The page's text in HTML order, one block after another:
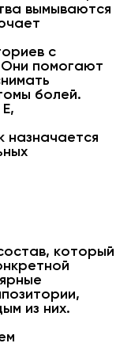
вымываются
с
помогают
болей.
назначается
который
из них.